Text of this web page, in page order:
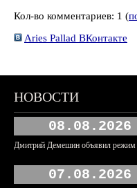
Кол-во комментариев: 1 (
Aries Pallad ВКонтакте
НОВОСТИ
08.08.2026
Дмитрий Демешин объявил режим
07.08.2026